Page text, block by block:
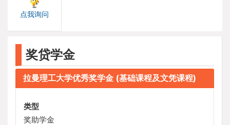
点我询问
奖贷学金
拉曼理工大学优秀奖学金 (基础课程及文凭课程)
类型
奖助学金